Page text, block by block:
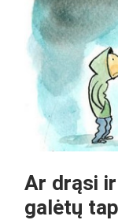
Ar drąsi
galėtų